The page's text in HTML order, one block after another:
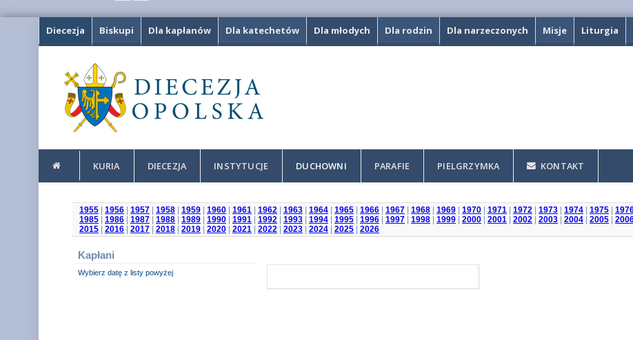
Diecezja Biskupi Dla kapłanów Dla katechetów Dla młodych Dla rodzin Dla narzeczonych Misje Liturgia
KURIA DIECEZJA INSTYTUCJE DUCHOWNI PARAFIE PIELGRZYMKA KONTAKT